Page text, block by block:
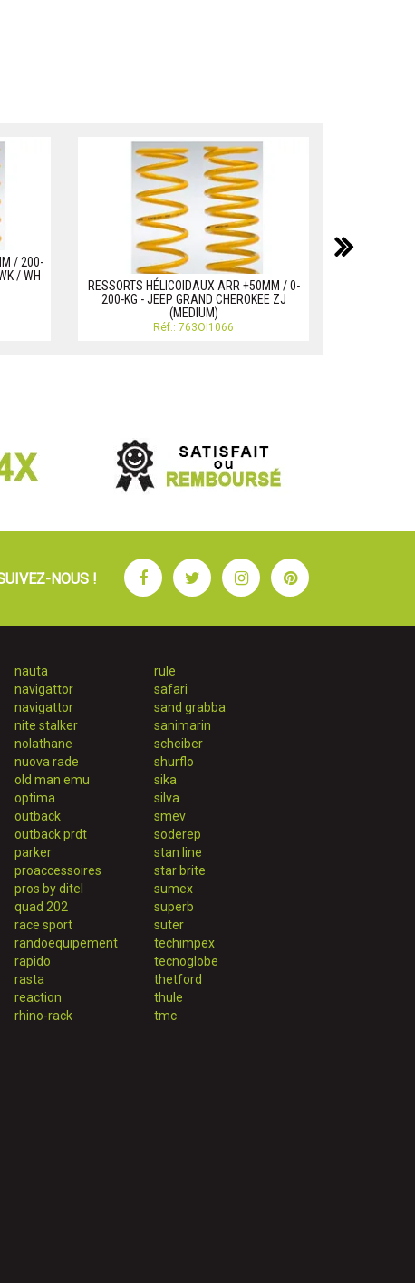
/ 200-
/ WH
RESSORTS HÉLICOIDAUX ARR +50MM / 0-
200-KG - JEEP GRAND CHEROKEE ZJ
(MEDIUM)
Réf.: 763OI1066
NOUS ! FacebookTwitterInstagramPinterest
nauta
navigattor
navigattor
nite stalker
nolathane
nuova rade
old man emu
optima
outback
outback prdt
parker
proaccessoires
pros by ditel
quad 202
race sport
randoequipement
rapido
rasta
reaction
rhino-rack
rule
safari
sand grabba
sanimarin
scheiber
shurflo
sika
silva
smev
soderep
stan line
star brite
sumex
superb
suter
techimpex
tecnoglobe
thetford
thule
tmc